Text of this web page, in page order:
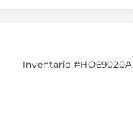
Inventario #HO69020A